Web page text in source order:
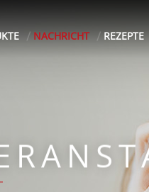
NACHRICHT REZEPTE